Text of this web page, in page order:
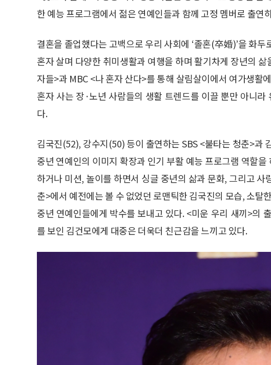
한 예능 프로그램에서 젊은 연예인들과 함께 고정 멤버로 출연
결혼을 졸업했다는 고백으로 우리 사회에 ‘졸혼(卒婚)’을 화
혼자 살며 다양한 취미생활과 여행을 하며 활기차게 장년의
자들>과 MBC <나 혼자 산다>를 통해 살림살이에서 여가생활
혼자 사는 장·노년 사람들의 생활 트렌드를 이끌 뿐만 아니
다.
김국진(52), 강수지(50) 등이 출연하는 SBS <불타는 청춘>과
중년 연예인의 이미지 확장과 인기 부활 예능 프로그램 역할
하거나 미션, 놀이를 하면서 싱글 중년의 삶과 문화, 그리고
춘>에서 예전에는 볼 수 없었던 로맨틱한 김국진의 모습, 소탈
중년 연예인들에게 박수를 보내고 있다. <미운 우리 새끼>의
를 보인 김건모에게 대중은 더욱더 친근감을 느끼고 있다.